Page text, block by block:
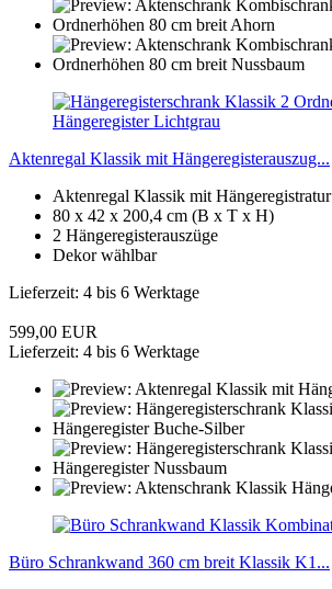
Aktenregal Klassik mit Hängeregisterauszug...
Aktenregal Klassik mit Hängeregistratur
80 x 42 x 200,4 cm (B x T x H)
2 Hängeregisterauszüge
Dekor wählbar
Lieferzeit: 4 bis 6 Werktage
599,00 EUR
Lieferzeit: 4 bis 6 Werktage
Büro Schrankwand 360 cm breit Klassik K1...